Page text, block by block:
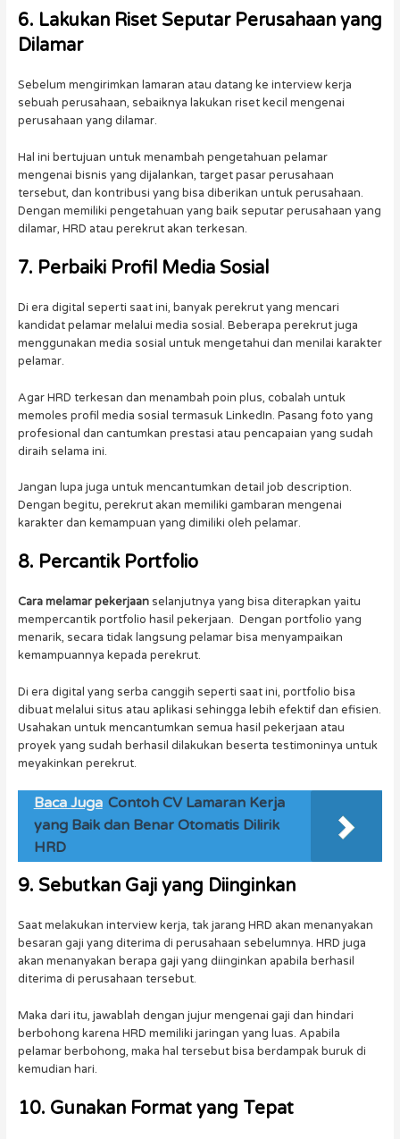
6. Lakukan Riset Seputar Perusahaan yang
Dilamar
Sebelum mengirimkan lamaran atau datang ke interview kerja
sebuah perusahaan, sebaiknya lakukan riset kecil mengenai
perusahaan yang dilamar.
Hal ini bertujuan untuk menambah pengetahuan pelamar
mengenai bisnis yang dijalankan, target pasar perusahaan
tersebut, dan kontribusi yang bisa diberikan untuk perusahaan.
Dengan memiliki pengetahuan yang baik seputar perusahaan yang
dilamar, HRD atau perekrut akan terkesan.
7. Perbaiki Profil Media Sosial
Di era digital seperti saat ini, banyak perekrut yang mencari
kandidat pelamar melalui media sosial. Beberapa perekrut juga
menggunakan media sosial untuk mengetahui dan menilai karakter
pelamar.
Agar HRD terkesan dan menambah poin plus, cobalah untuk
memoles profil media sosial termasuk LinkedIn. Pasang foto yang
profesional dan cantumkan prestasi atau pencapaian yang sudah
diraih selama ini.
Jangan lupa juga untuk mencantumkan detail job description.
Dengan begitu, perekrut akan memiliki gambaran mengenai
karakter dan kemampuan yang dimiliki oleh pelamar.
8. Percantik Portfolio
Cara melamar pekerjaanselanjutnya yang bisa diterapkan yaitu
mempercantik portfolio hasil pekerjaan. Dengan portfolio yang
menarik, secara tidak langsung pelamar bisa menyampaikan
kemampuannya kepada perekrut.
Di era digital yang serba canggih seperti saat ini, portfolio bisa
dibuat melalui situs atau aplikasi sehingga lebih efektif dan efisien.
Usahakan untuk mencantumkan semua hasil pekerjaan atau
proyek yang sudah berhasil dilakukan beserta testimoninya untuk
meyakinkan perekrut.
Baca Juga Contoh CV Lamaran Kerja
yang Baik dan Benar Otomatis Dilirik
HRD
9. Sebutkan Gaji yang Diinginkan
Saat melakukan interview kerja, tak jarang HRD akan menanyakan
besaran gaji yang diterima di perusahaan sebelumnya. HRD juga
akan menanyakan berapa gaji yang diinginkan apabila berhasil
diterima di perusahaan tersebut.
Maka dari itu, jawablah dengan jujur mengenai gaji dan hindari
berbohong karena HRD memiliki jaringan yang luas. Apabila
pelamar berbohong, maka hal tersebut bisa berdampak buruk di
kemudian hari.
10. Gunakan Format yang Tepat